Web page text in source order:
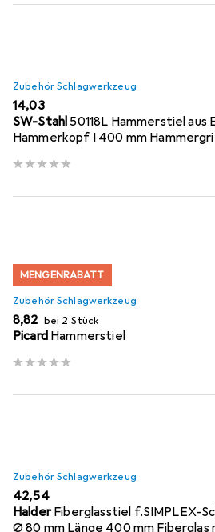
Zubehör Schlagwerkzeug
EUR
14,03
SW-Stahl50118L Hammerstiel
Hammerkopf I 400 mm
MENGENRABATT
Zubehör Schlagwerkzeug
EUR
8,82 bei 2 Stück
Picard Hammerstiel
Zubehör Schlagwerkzeug
EUR
42,54
Halder Fiberglasstiel f.SIMPLEX-
Ø 80 mm Länge 400 mm